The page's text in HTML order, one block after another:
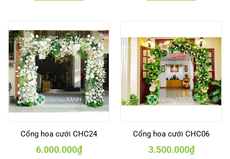
Cổng hoa cưới CHC24
6.000.000₫
Cổng hoa cưới CHC06
3.500.000₫